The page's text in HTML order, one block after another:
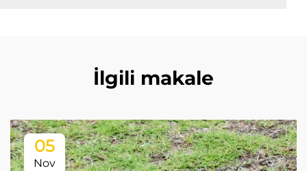
İlgili makale
05
Nov